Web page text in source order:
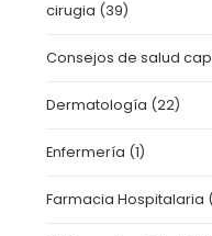
cirugia (39)
Consejos de salud
Dermatología (22)
Enfermería (1)
Farmacia Hospitalaria